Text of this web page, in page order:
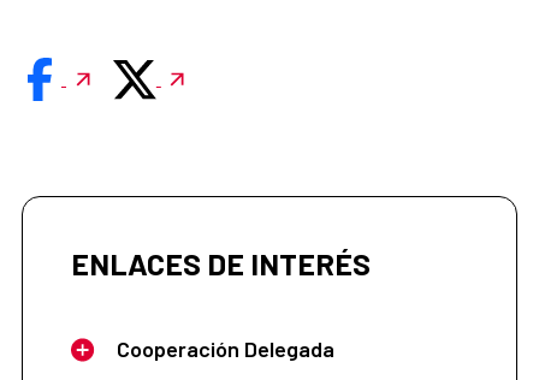
ENLACES DE INTERÉS
Cooperación Delegada